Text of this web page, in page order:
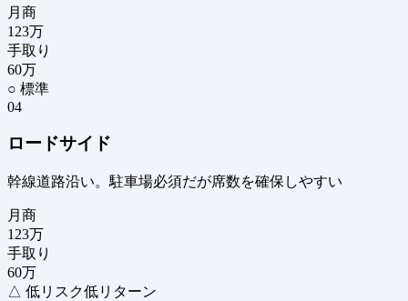
月商
123万
手取り
60万
○ 標準
04
ロードサイド
幹線道路沿い。駐車場必須だが席数を確保しやすい
月商
123万
手取り
60万
△ 低リスク低リターン